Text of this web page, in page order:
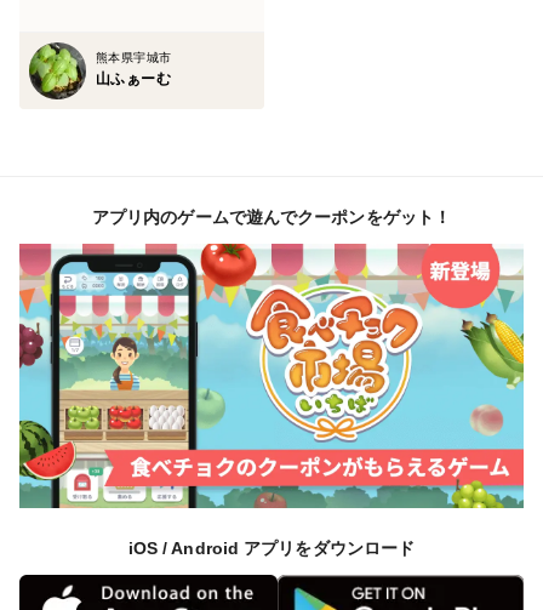
熊本県宇城市
山ふぁーむ
アプリ内のゲームで遊んでクーポンをゲット！
iOS / Android アプリをダウンロード